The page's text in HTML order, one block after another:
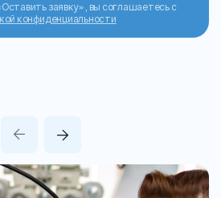
заявку», вы соглашаетесь с
конфиденциальности